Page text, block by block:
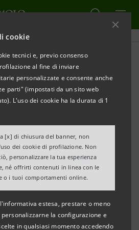
cookie
tecnici e, previo consenso
al fine di inviare
personalizzate e consente anche
parti" (impostati da un sito web
L'uso dei cookie ha la durata di 1
[x] di chiusura del banner, non
dei cookie di profilazione. Non
personalizzare la tua esperienza
né offrirti contenuti in linea con le
o i tuoi comportamenti online.
estesa, prestare o meno
la configurazione e
in qualsiasi momento accedendo
una storia
e fortuna
storia di coraggio e fortuna” è il
On Airrealizzato da